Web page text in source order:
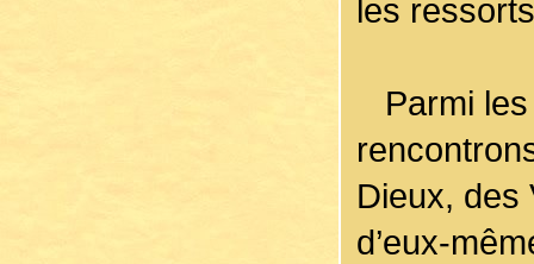
les
Parmi les
Dieux, des
d’eux-